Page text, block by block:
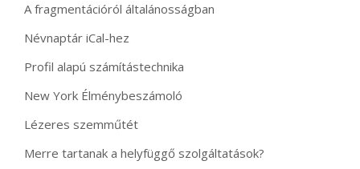
A fragmentációról általánosságban
Névnaptár iCal-hez
Profil alapú számítástechnika
New York Élménybeszámoló
Lézeres szemműtét
Merre tartanak a helyfüggő szolgáltatások?